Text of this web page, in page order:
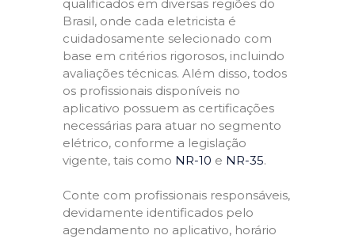
qualificados em diversas regiões do
Brasil, onde cada eletricista é
cuidadosamente selecionado com
base em critérios rigorosos, incluindo
avaliações técnicas. Além disso, todos
os profissionais disponíveis no
aplicativo possuem as certificações
necessárias para atuar no segmento
elétrico, conforme a legislação
vigente, tais como NR-10 e NR-35.
Conte com profissionais responsáveis,
devidamente identificados pelo
agendamento no aplicativo, horário